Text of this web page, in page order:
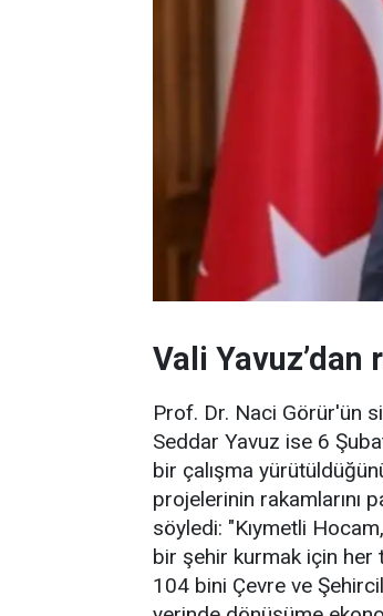
Vali Yavuz’dan
Prof. Dr. Naci Görür'ün
Seddar Yavuz ise 6
bir çalışma
projelerinin rakamlarını
söyledi: "Kıymetli
bir şehir kurmak için her
104 bini Çevre ve